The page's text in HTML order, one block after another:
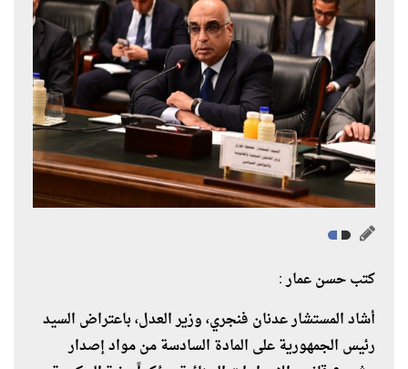
كتب حسن عمار :
أشاد المستشار عدنان فنجري، وزير العدل، باعتراض السيد
رئيس الجمهورية على المادة السادسة من مواد إصدار